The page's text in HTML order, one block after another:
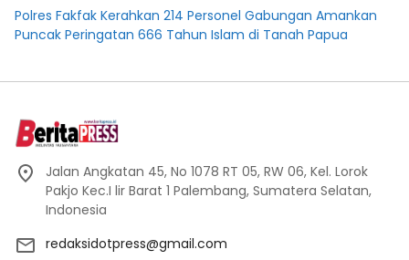
Polres Fakfak Kerahkan 214 Personel Gabungan Amankan
Puncak Peringatan 666 Tahun Islam di Tanah Papua
Jalan Angkatan 45, No 1078 RT 05, RW 06, Kel. Lorok
Pakjo Kec.I lir Barat 1 Palembang, Sumatera Selatan,
Indonesia
redaksidotpress@gmail.com